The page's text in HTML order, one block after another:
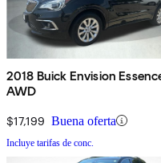
2018 Buick Envision
AWD
$17,199 Buena oferta
Incluye tarifas de conc.